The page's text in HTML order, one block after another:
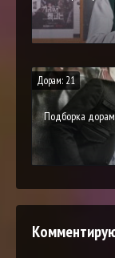
Дорам: 21
Подборка